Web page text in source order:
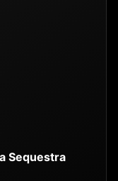
Sequestra